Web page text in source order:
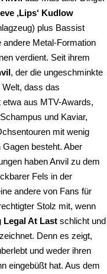
‚Lips‘ Kudlow
plus Bassist
Metal-Formation
verdient. Seit ihrem
, der die ungeschminkte
dass das
aus MTV-Awards,
und Kaviar,
mit wenig
besteht. Aber
haben Anvil zu dem
Fels in der
andere von Fans für
Stolz mit, wenn
Legal At Last schlicht und
Denn es zeigt,
und weder ihren
eingebüßt hat. Aus dem